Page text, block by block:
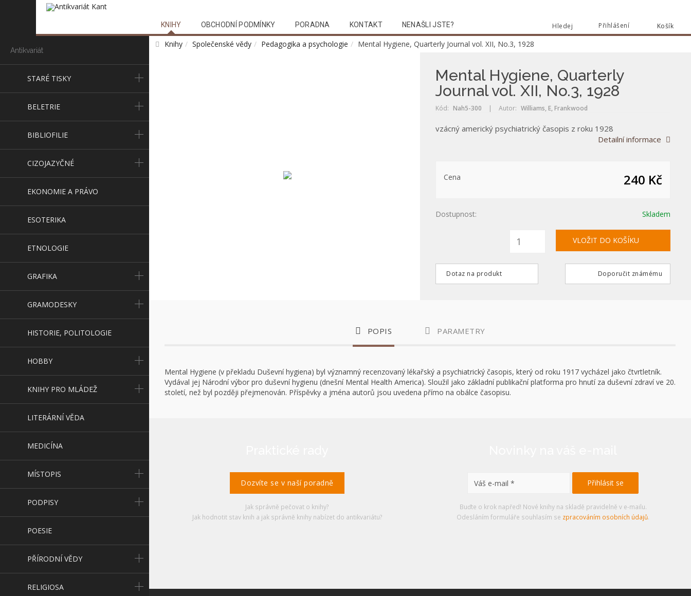
Košík
Přihlášení
Hledej
KNIHY OBCHODNÍ PODMÍNKY PORADNA KONTAKT NENAŠLI JSTE?
Antikvariát
STARÉ TISKY
BELETRIE
BIBLIOFILIE
CIZOJAZYČNÉ
EKONOMIE A PRÁVO
ESOTERIKA
ETNOLOGIE
GRAFIKA
GRAMODESKY
HISTORIE, POLITOLOGIE
HOBBY
KNIHY PRO MLÁDEŽ
LITERÁRNÍ VĚDA
MEDICÍNA
MÍSTOPIS
PODPISY
POESIE
PŘÍRODNÍ VĚDY
RELIGIOSA
Knihy Společenské vědy Pedagogika a psychologie Mental Hygiene, Quarterly Journal vol. XII, No.3, 1928
Mental Hygiene, Quarterly
Journal vol. XII, No.3, 1928
Kód: Nah5-300 | Autor: Williams, E, Frankwood
vzácný americký psychiatrický časopis z roku 1928
Detailní informace
Cena 240 Kč
Dostupnost: Skladem
Dotaz na produkt Doporučit známému
POPIS PARAMETRY
Mental Hygiene (v překladu Duševní hygiena) byl významný recenzovaný lékařský a psychiatrický časopis, který od roku 1917 vycházel jako čtvrtletník.
Vydával jej Národní výbor pro duševní hygienu (dnešní Mental Health America). Sloužil jako základní publikační platforma pro hnutí za duševní zdraví ve 20.
století, než byl později přejmenován. Příspěvky a jména autorů jsou uvedena přímo na obálce časopisu.
Dozvíte se v naší poradně
Jak správně pečovat o knihy?
Jak hodnotit stav knih a jak správně knihy nabízet do antikvariátu?
Buďte o krok napřed! Nové knihy na skladě pravidelně v e-mailu.
Odesláním formuláře souhlasím se zpracováním osobních údajů.